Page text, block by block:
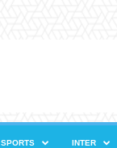
SPORTS INTER